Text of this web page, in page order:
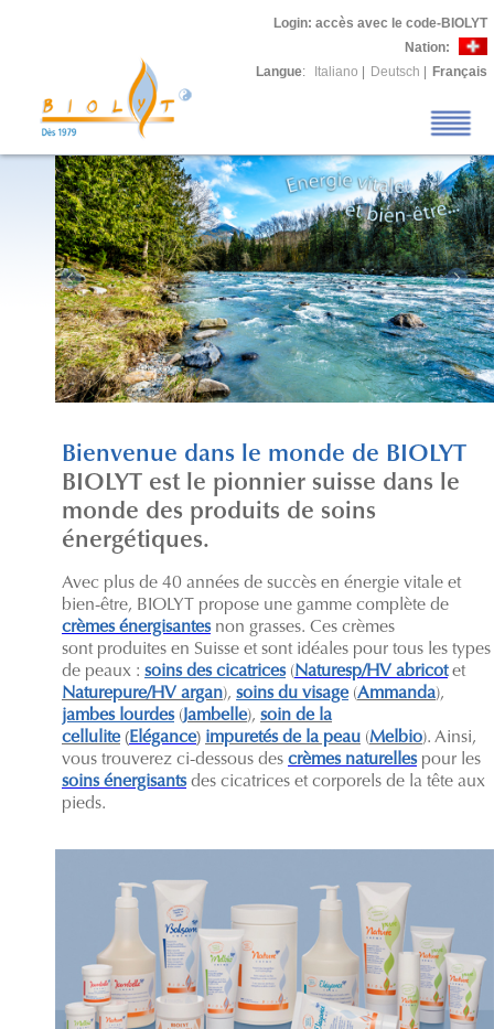
Login: accès avec le code-BIOLYT
Nation:
Langue: Italiano Deutsch Français
Bienvenue dans le monde de BIOLYT
BIOLYT est le pionnier suisse dans le
monde des produits de soins
énergétiques.
Avec plus de 40 années de succès en énergie vitale et
bien-être, BIOLYT propose une gamme complète de
crèmes énergisantesnon grasses. Ces crèmes
sont produites en Suisse et sont idéales pour tous les types
de peaux : soins des cicatrices(Naturesp/HV abricotet
Naturepure/HV argan), soins du visage(Ammanda),
jambes lourdes(Jambelle), soin de la
cellulite(Elégance) impuretés de la peau (Melbio). Ainsi,
vous trouverez ci-dessous des crèmes naturelles pour les
soins énergisantsdes cicatrices et corporels de la tête aux
pieds.